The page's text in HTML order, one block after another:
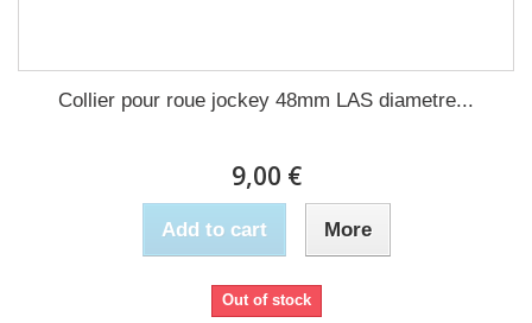
Collier pour roue jockey 48mm LAS diametre...
9,00 €
Add to cart More
Out of stock